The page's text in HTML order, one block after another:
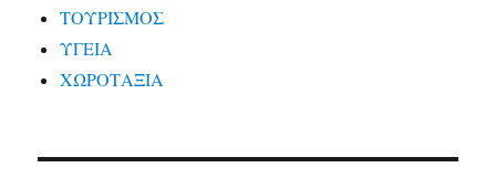
ΤΟΥΡΙΣΜΟΣ
ΥΓΕΙΑ
ΧΩΡΟΤΑΞΙΑ